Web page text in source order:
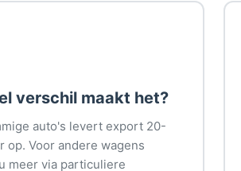
verschil maakt het?
auto's levert export 20-
op. Voor andere wagens
meer via particuliere